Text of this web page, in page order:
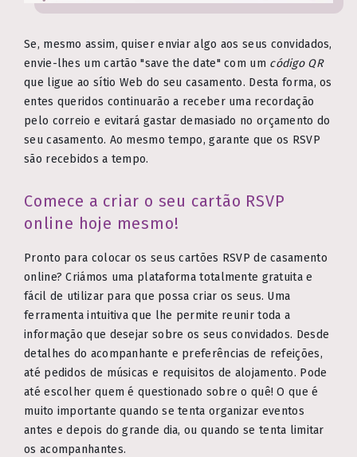
Se, mesmo assim, quiser enviar algo aos seus convidados,
envie-lhes um cartão "save the date" com um código QR
que ligue ao sítio Web do seu casamento. Desta forma, os
entes queridos continuarão a receber uma recordação
pelo correio e evitará gastar demasiado no orçamento do
seu casamento. Ao mesmo tempo, garante que os RSVP
são recebidos a tempo.
Comece a criar o seu cartão RSVP
online hoje mesmo!
Pronto para colocar os seus cartões RSVP de casamento
online? Criámos uma plataforma totalmente gratuita e
fácil de utilizar para que possa criar os seus. Uma
ferramenta intuitiva que lhe permite reunir toda a
informação que desejar sobre os seus convidados. Desde
detalhes do acompanhante e preferências de refeições,
até pedidos de músicas e requisitos de alojamento. Pode
até escolher quem é questionado sobre o quê! O que é
muito importante quando se tenta organizar eventos
antes e depois do grande dia, ou quando se tenta limitar
os acompanhantes.